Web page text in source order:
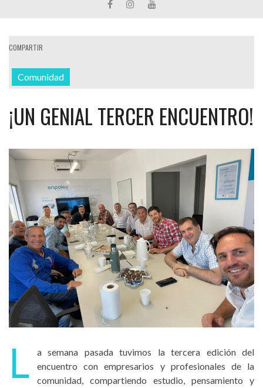
COMPARTIR
Comunidad
¡UN GENIAL TERCER ENCUENTRO!
L
a semana pasada tuvimos la tercera edición del
encuentro con empresarios y profesionales de la
comunidad, compartiendo estudio, pensamiento y